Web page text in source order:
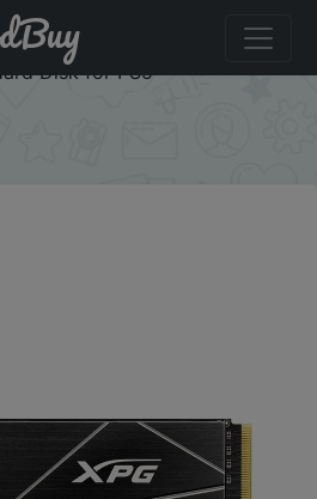
SSD M2 2280 PCIe 4.0 X4
SSDs 1TB 512GB 2TB Internal
Disk for PS5